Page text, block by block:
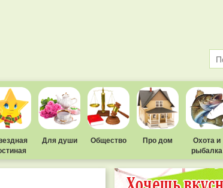
Для души Общество Про дом
Охота и
рыбалка